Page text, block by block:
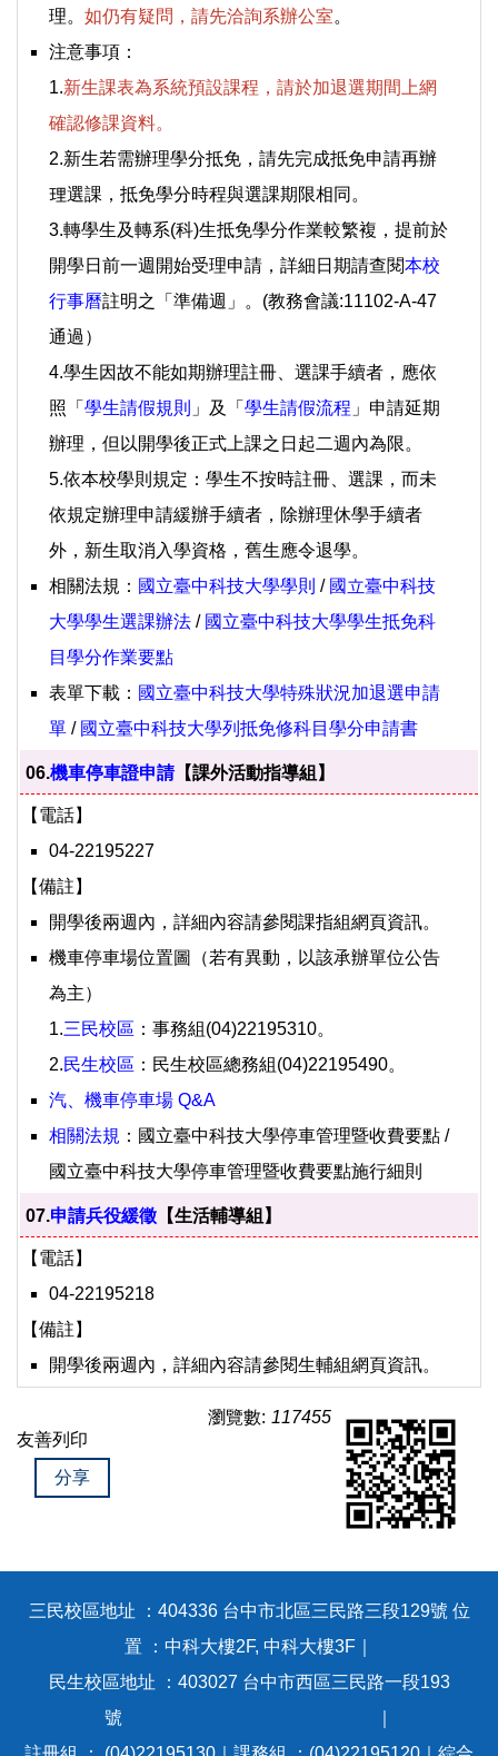
理。 如仍有疑問，請先洽詢系辦公室。
注意事項：
1.新生課表為系統預設課程，請於加退選期間上網
確認修課資料。
2.新生若需辦理學分抵免，請先完成抵免申請再辦
理選課，抵免學分時程與選課期限相同。
3.轉學生及轉系(科)生抵免學分作業較繁複，提前於
開學日前一週開始受理申請，詳細日期請查閱本校
行事曆註明之「準備週」。(教務會議:11102-A-47
通過）
4.學生因故不能如期辦理註冊、選課手續者，應依
照「 學生請假規則 」及「 學生請假流程 」申請延期
辦理，但以開學後正式上課之日起二週內為限。
5.依本校學則規定：學生不按時註冊、選課，而未
依規定辦理申請緩辦手續者，除辦理休學手續者
外，新生取消入學資格，舊生應令退學。
相關法規： 國立臺中科技大學學則 / 國立臺中科技
大學學生選課辦法 / 國立臺中科技大學學生抵免科
目學分作業要點
表單下載： 國立臺中科技大學特殊狀況加退選申請
單 / 國立臺中科技大學列抵免修科目學分申請書
06.機車停車證申請【課外活動指導組】
【電話】
04-22195227
【備註】
開學後兩週內，詳細內容請參閱課指組網頁資訊。
機車停車場位置圖（若有異動，以該承辦單位公告
為主）
1.三民校區 ：事務組(04)22195310。
2.民生校區 ：民生校區總務組(04)22195490。
汽、機車停車場 Q&A
相關法規 ：國立臺中科技大學停車管理暨收費要點 /
國立臺中科技大學停車管理暨收費要點施行細則
07.申請兵役緩徵 【生活輔導組】
【電話】
04-22195218
【備註】
開學後兩週內，詳細內容請參閱生輔組網頁資訊。
瀏覽數: 117455
友善列印
分享
三民校區地址 ：404336 台中市北區三民路三段129號 位
置 ：中科大樓2F, 中科大樓3F｜
民生校區地址 ：403027 台中市西區三民路一段193
號 ｜